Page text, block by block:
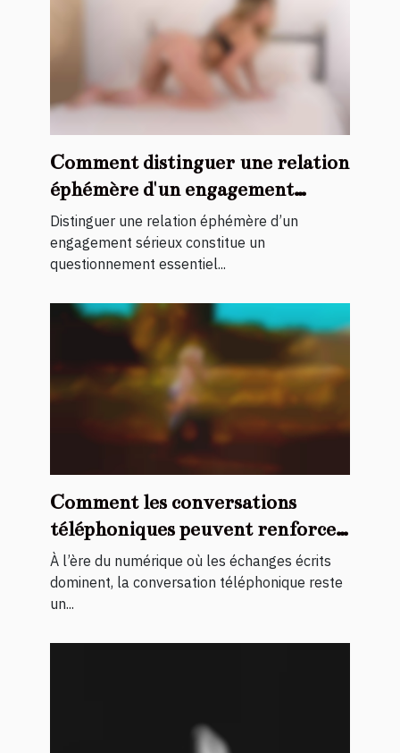
Comment distinguer une relation
éphémère d'un engagement
sérieux ?
Distinguer une relation éphémère d’un
engagement sérieux constitue un
questionnement essentiel...
Comment les conversations
téléphoniques peuvent renforcer
les liens intimes ?
À l’ère du numérique où les échanges écrits
dominent, la conversation téléphonique reste
un...